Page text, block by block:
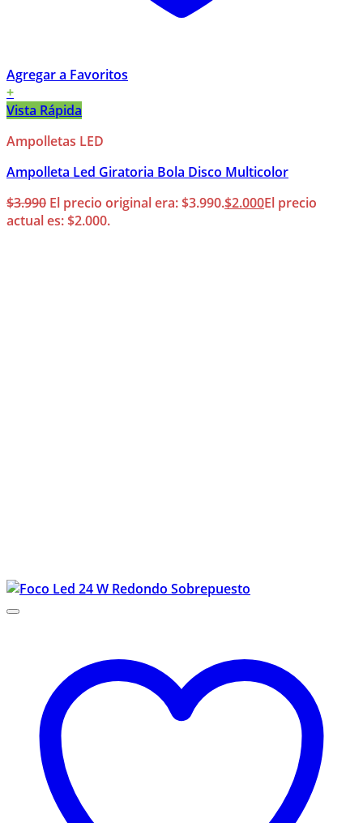
Agregar a Favoritos
+
Vista Rápida
Ampolletas LED
Ampolleta Led Giratoria Bola Disco Multicolor
$3.990 El precio original era: $3.990.$2.000El precio
actual es: $2.000.